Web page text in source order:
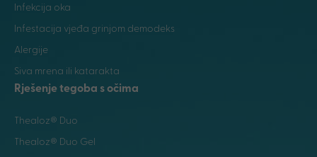
Infekcija oka
Infestacija vjeđa grinjom demodeks
Alergije
Siva mrena ili katarakta
Rješenje tegoba s očima
Thealoz® Duo
Thealoz® Duo Gel